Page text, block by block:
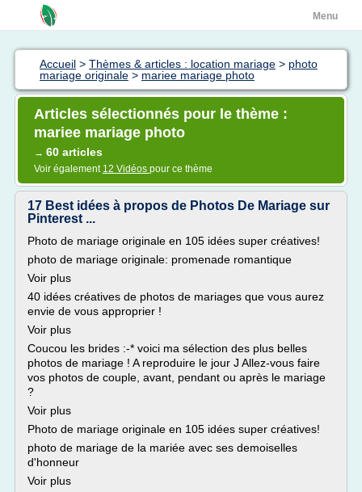
Menu
Accueil > Thèmes & articles : location mariage > photo
mariage originale > mariee mariage photo
Articles sélectionnés pour le thème :
mariee mariage photo
→ 60 articles
Voir également 12 Vidéos pour ce thème
17 Best idées à propos de Photos De Mariage sur
Pinterest ...
Photo de mariage originale en 105 idées super créatives!
photo de mariage originale: promenade romantique
Voir plus
40 idées créatives de photos de mariages que vous aurez
envie de vous approprier !
Voir plus
Coucou les brides :-* voici ma sélection des plus belles
photos de mariage ! A reproduire le jour J Allez-vous faire
vos photos de couple, avant, pendant ou après le mariage
?
Voir plus
Photo de mariage originale en 105 idées super créatives!
photo de mariage de la mariée avec ses demoiselles
d'honneur
Voir plus